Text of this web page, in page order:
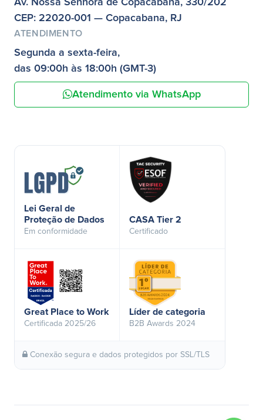
Av. Nossa Senhora de Copacabana, 330/202
CEP: 22020-001 — Copacabana, RJ
ATENDIMENTO
Segunda a sexta-feira,
das 09:00h às 18:00h (GMT-3)
Atendimento via WhatsApp
Lei Geral de
Proteção de Dados
Em conformidade
CASA Tier 2
Certificado
Great Place to Work
Certificada 2025/26
Líder de categoria
B2B Awards 2024
Conexão segura e dados protegidos por SSL/TLS